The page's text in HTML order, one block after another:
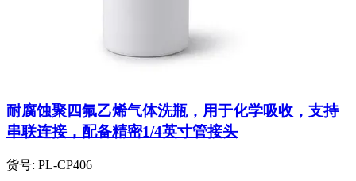
耐腐蚀聚四氟乙烯气体洗瓶，用于化学吸收，支持
串联连接，配备精密1/4英寸管接头
货号: PL-CP406